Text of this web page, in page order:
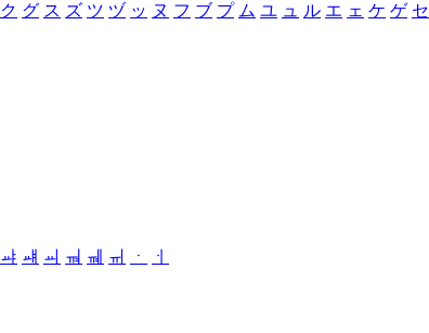
ク グ ス ズ ツ ヅ ッ ヌ フ ブ プ ム ユ ュ ル エ ェ ケ ゲ セ
ㆇ ㆈ ㆉ ㆊ ㆋ ㆌ ㆍ
ㆎ